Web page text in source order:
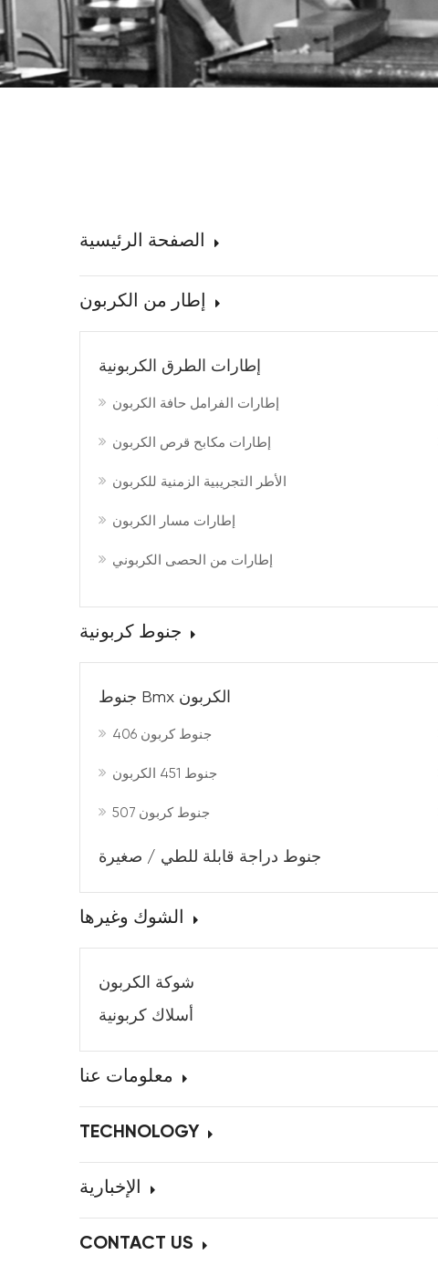
الصفحة الرئيسية
إطار من الكربون
إطارات الطرق الكربونية
إطارات الفرامل حافة الكربون
إطارات مكابح قرص الكربون
الأطر التجريبية الزمنية للكربون
إطارات مسار الكربون
إطارات من الحصى الكربوني
جنوط كربونية
جنوط Bmx الكربون
جنوط كربون 406
جنوط 451 الكربون
جنوط كربون 507
جنوط دراجة قابلة للطي / صغيرة
الشوك وغيرها
شوكة الكربون
أسلاك كربونية
معلومات عنا
TECHNOLOGY
الإخبارية
CONTACT US